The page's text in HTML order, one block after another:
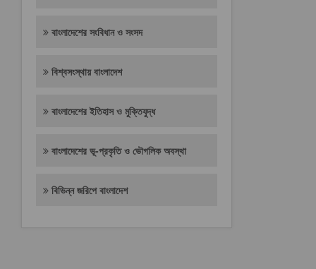
বাংলাদেশের সংবিধান ও সংসদ
বিশ্বসংস্থায় বাংলাদেশ
বাংলাদেশের ইতিহাস ও মুক্তিযুদ্ধ
বাংলাদেশের ভূ-প্রকৃতি ও ভৌগলিক অবস্থা
বিভিন্ন জরিপে বাংলাদেশ